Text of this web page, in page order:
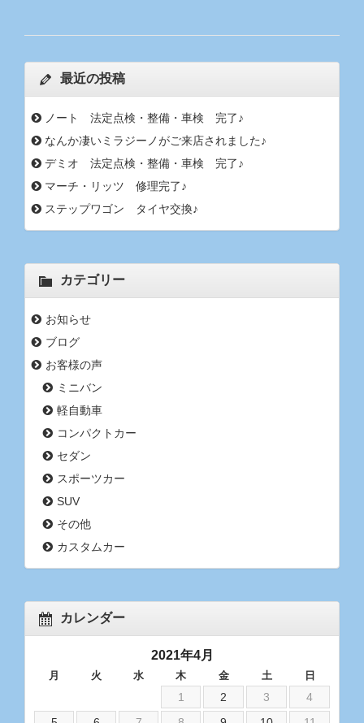
最近の投稿
ノート 法定点検・整備・車検 完了♪
なんか凄いミラジーノがご来店されました♪
デミオ 法定点検・整備・車検 完了♪
マーチ・リッツ 修理完了♪
ステップワゴン タイヤ交換♪
カテゴリー
お知らせ
ブログ
お客様の声
ミニバン
軽自動車
コンパクトカー
セダン
スポーツカー
SUV
その他
カスタムカー
カレンダー
2021年4月
月 火 水 木 金 土 日
1 2 3
4